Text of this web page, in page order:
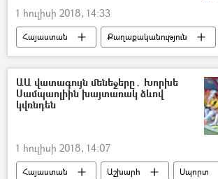
1 հուլիսի 2018, 14:33
Հայաստան Քաղաքականություն
ԱԱ վատագույն մենեջերը․ Խորխե
Սամպաոլիին խայտառակ ձևով
կվռնդեն
1 հուլիսի 2018, 14:07
Հայաստան Աշխարհ Սպորտ